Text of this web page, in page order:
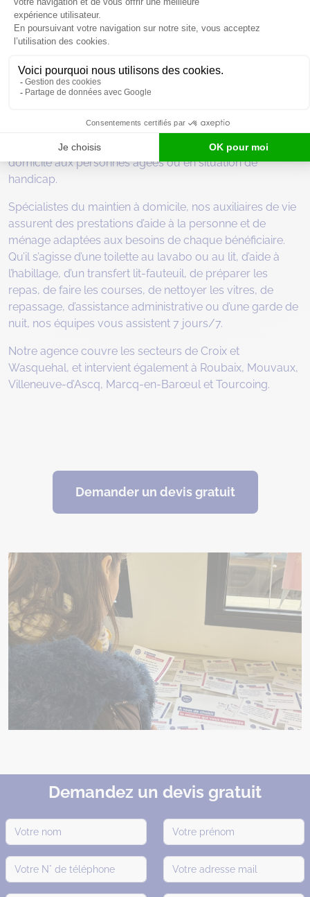
Services d’aide et de maintien à
domicile à Croix et Wasquehal
Afin de soutenir l’autonomie des habitants du Nord,
Destia Croix-Wasquehal propose des services d’aide à
domicile aux personnes âgées ou en situation de
handicap.
Spécialistes du maintien à domicile, nos auxiliaires de vie
assurent des prestations d’aide à la personne et de
ménage adaptées aux besoins de chaque bénéficiaire.
Qu’il s’agisse d’une toilette au lavabo ou au lit, d’aide à
l’habillage, d’un transfert lit-fauteuil, de préparer les
repas, de faire les courses, de nettoyer les vitres, de
repassage, d’assistance administrative ou d’une garde de
nuit, nos équipes vous assistent 7 jours/7.
Notre agence couvre les secteurs de Croix et
Wasquehal, et intervient également à Roubaix, Mouvaux,
Villeneuve-d’Ascq, Marcq-en-Barœul et Tourcoing.
Demander un devis gratuit
Demandez un devis gratuit